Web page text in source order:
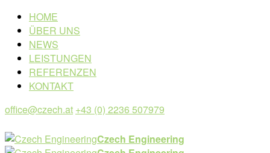
HOME
ÜBER UNS
NEWS
LEISTUNGEN
REFERENZEN
KONTAKT
office@czech.at +43 (0) 2236 507979
Czech Engineering